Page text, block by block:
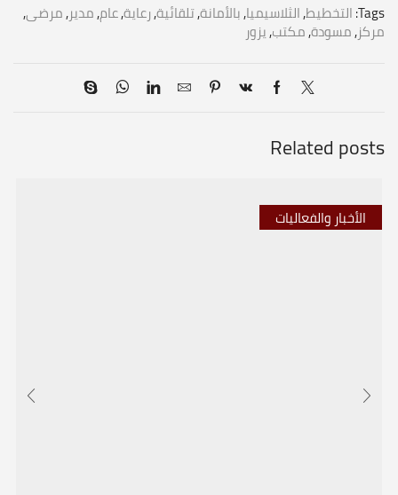
Tags: التخطيط,الثلاسيميا,بالأمانة,تلقائية,رعاية,عام,مدير,مرضى,
مركز,مسودة,مكتب,يزور
Related posts
الأخبار والفعاليات